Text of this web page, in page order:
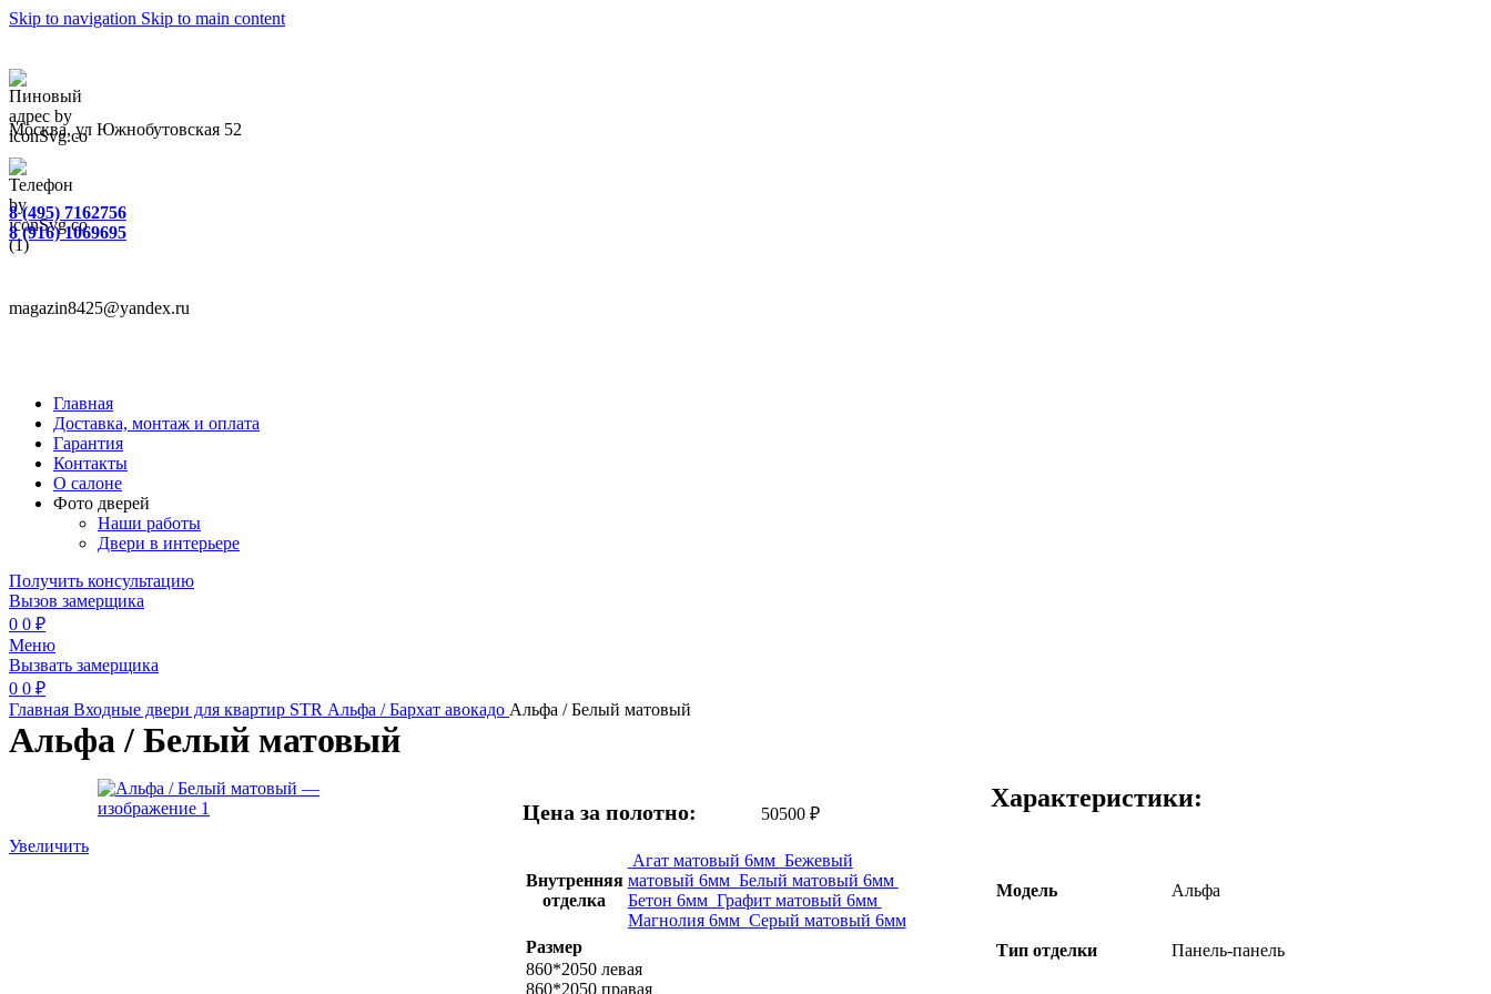
Skip to navigation Skip to main content
Москва, ул Южнобутовская 52
8 (495) 7162756
8 (916) 1069695
magazin8425@yandex.ru
Главная
Доставка, монтаж и оплата
Гарантия
Контакты
О салоне
Фото дверей
Наши работы
Двери в интерьере
Получить консультацию
Вызов замерщика
0 0 ₽
Меню
Вызвать замерщика
0 0 ₽
Главная Входные двери для квартир STR Альфа / Бархат авокадо Альфа / Белый матовый
Альфа / Белый матовый
Увеличить
Цена за полотно: 50500 ₽
Внутренняя
отделка
Агат матовый 6мм Бежевый
матовый 6мм Белый матовый 6мм
Бетон 6мм Графит матовый 6мм
Магнолия 6мм Серый матовый 6мм
Размер
860*2050 левая
860*2050 правая
Характеристики:
Модель Альфа
Тип отделки Панель-панель